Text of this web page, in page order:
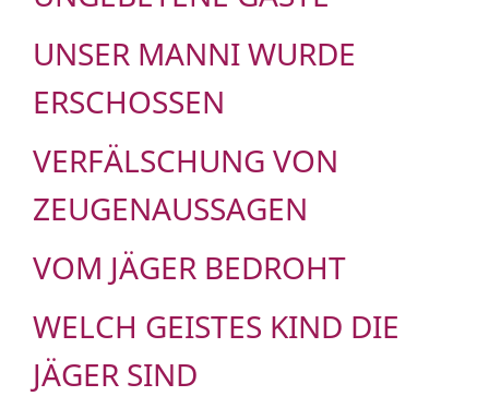
UNSER MANNI WURDE
ERSCHOSSEN
VERFÄLSCHUNG VON
ZEUGENAUSSAGEN
VOM JÄGER BEDROHT
WELCH GEISTES KIND DIE
JÄGER SIND